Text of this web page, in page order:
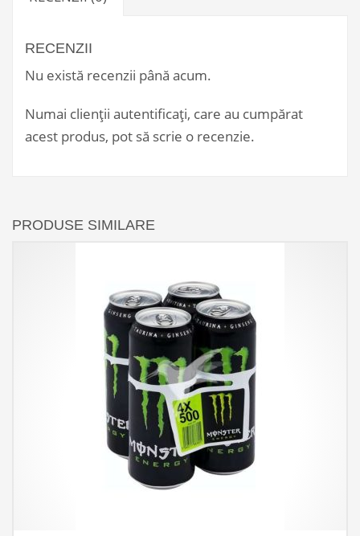
RECENZII
Nu există recenzii până acum.
Numai clienții autentificați, care au cumpărat
acest produs, pot să scrie o recenzie.
PRODUSE SIMILARE